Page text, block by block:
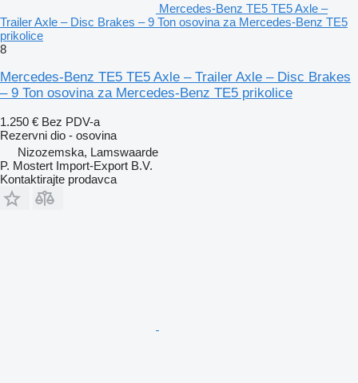
Mercedes-Benz TE5 TE5 Axle –
Trailer Axle – Disc Brakes – 9 Ton osovina za Mercedes-Benz TE5
prikolice
8
Mercedes-Benz TE5 TE5 Axle – Trailer Axle – Disc Brakes
– 9 Ton osovina za Mercedes-Benz TE5 prikolice
1.250 € Bez PDV-a
Rezervni dio - osovina
Nizozemska, Lamswaarde
P. Mostert Import-Export B.V.
Kontaktirajte prodavca